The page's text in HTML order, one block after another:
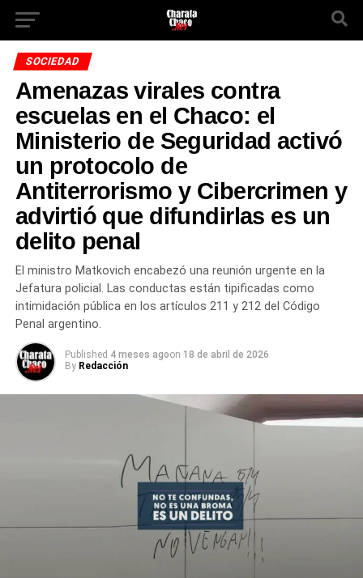
SOCIEDAD
Amenazas virales contra
escuelas en el Chaco: el
Ministerio de Seguridad activó
un protocolo de
Antiterrorismo y Cibercrimen y
advirtió que difundirlas es un
delito penal
El ministro Matkovich encabezó una reunión urgente en la
Jefatura policial. Las conductas están tipificadas como
intimidación pública en los artículos 211 y 212 del Código
Penal argentino.
Published 4 meses agoon 18 de abril de 2026
By Redacción